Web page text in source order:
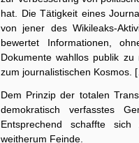
hat. Die Tätigkeit eines
von jener des Wikileaks-
bewertet Informationen,
Dokumente wahllos publik
zum journalistischen Kosmos.
Dem Prinzip der totalen
demokratisch verfasstes
Entsprechend schaffte
weitherum Feinde.